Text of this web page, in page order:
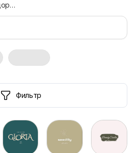
Красота и здоровье
Фильтр